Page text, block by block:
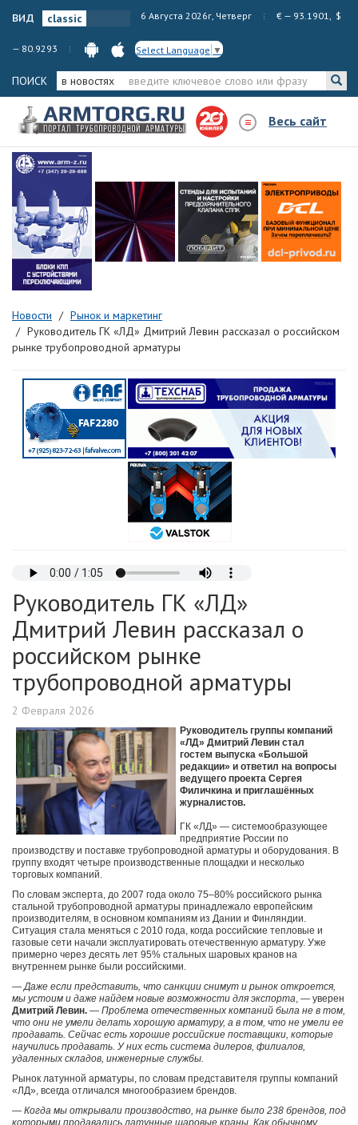
вид 6 Августа 2026г, Четверг € — 93.1901, $
— 80.9293 Select Language ▼
ПОИСК в новостях
Весь сайт
Новости
Рынок и маркетинг
Руководитель ГК «ЛД» Дмитрий Левин рассказал о российском
рынке трубопроводной арматуры
Руководитель ГК «ЛД»
Дмитрий Левин рассказал о
российском рынке
трубопроводной арматуры
2 Февраля 2026
Руководитель группы компаний
«ЛД» Дмитрий Левин стал
гостем выпуска «Большой
редакции» и ответил на вопросы
ведущего проекта Сергея
Филичкина и приглашённых
журналистов.
ГК «ЛД» — системообразующее
предприятие России по
производству и поставке трубопроводной арматуры и оборудования. В
группу входят четыре производственные площадки и несколько
торговых компаний.
По словам эксперта, до 2007 года около 75–80% российского рынка
стальной трубопроводной арматуры принадлежало европейским
производителям, в основном компаниям из Дании и Финляндии.
Ситуация стала меняться с 2010 года, когда российские тепловые и
газовые сети начали эксплуатировать отечественную арматуру. Уже
примерно через десять лет 95% стальных шаровых кранов на
внутреннем рынке были российскими.
— Даже если представить, что санкции снимут и рынок откроется,
мы устоим и даже найдем новые возможности для экспорта, — уверен
Дмитрий Левин. — Проблема отечественных компаний была не в том,
что они не умели делать хорошую арматуру, а в том, что не умели ее
продавать. Сейчас есть хорошие российские поставщики, которые
научились продавать. У них есть система дилеров, филиалов,
удаленных складов, инженерные службы.
Рынок латунной арматуры, по словам представителя группы компаний
«ЛД», всегда отличался многообразием брендов.
— Когда мы открывали производство, на рынке было 238 брендов, под